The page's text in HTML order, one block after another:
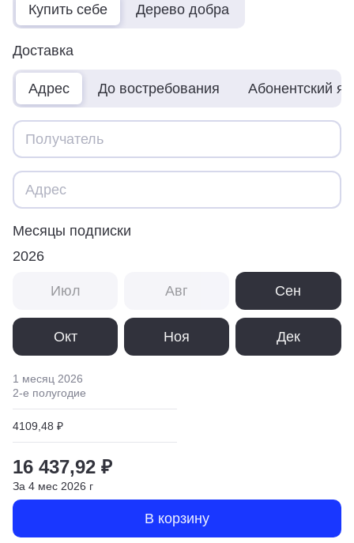
Купить себе Дерево добра
Доставка
Адрес До востребования Абонентский
Месяцы подписки
2026
Июл Авг Сен
Окт Ноя Дек
1 месяц 2026
2-е полугодие
4109,48 ₽
16 437,92 ₽
За 4 мес 2026 г
В корзину